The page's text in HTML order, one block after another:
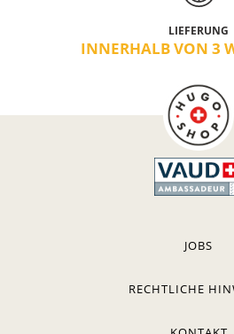
LIEFERUNG
INNERHALB VON 3
JOBS
RECHTLICHE